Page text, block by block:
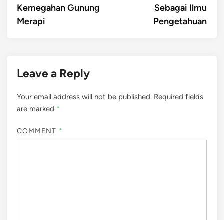
Kemegahan Gunung
Merapi
Sebagai Ilmu
Pengetahuan
Leave a Reply
Your email address will not be published. Required fields
are marked *
COMMENT *